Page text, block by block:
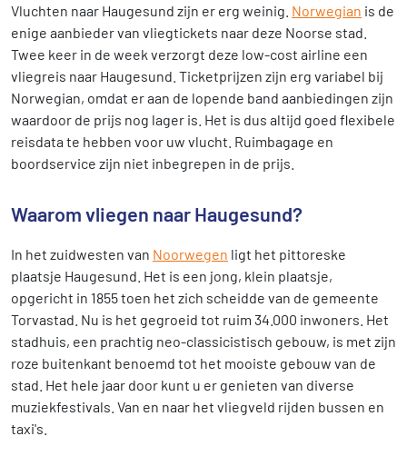
Vluchten naar Haugesund zijn er erg weinig. Norwegian is de
enige aanbieder van vliegtickets naar deze Noorse stad.
Twee keer in de week verzorgt deze low-cost airline een
vliegreis naar Haugesund. Ticketprijzen zijn erg variabel bij
Norwegian, omdat er aan de lopende band aanbiedingen zijn
waardoor de prijs nog lager is. Het is dus altijd goed flexibele
reisdata te hebben voor uw vlucht. Ruimbagage en
boordservice zijn niet inbegrepen in de prijs.
Waarom vliegen naar Haugesund?
In het zuidwesten van Noorwegen ligt het pittoreske
plaatsje Haugesund. Het is een jong, klein plaatsje,
opgericht in 1855 toen het zich scheidde van de gemeente
Torvastad. Nu is het gegroeid tot ruim 34.000 inwoners. Het
stadhuis, een prachtig neo-classicistisch gebouw, is met zijn
roze buitenkant benoemd tot het mooiste gebouw van de
stad. Het hele jaar door kunt u er genieten van diverse
muziekfestivals. Van en naar het vliegveld rijden bussen en
taxi's.